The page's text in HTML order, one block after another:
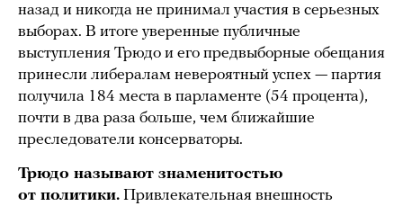
назад и никогда не принимал участия в серьезных
выборах. В итоге уверенные публичные
выступления Трюдо и его предвыборные обещания
принесли либералам невероятный успех — партия
получила 184 места в парламенте (54 процента),
почти в два раза больше, чем ближайшие
преследователи консерваторы.
Трюдо называют знаменитостью
от политики. Привлекательная внешность